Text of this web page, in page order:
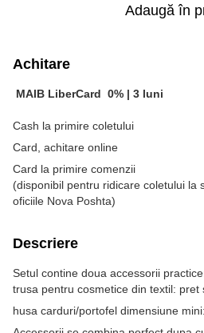
Adaugă în
Achitare
MAIB LiberCard 0% | 3 luni
Cash la primire coletului
Card, achitare online
Card la primire comenzii
(disponibil pentru ridicare coletului la
oficiile Nova Poshta)
Descriere
Setul contine doua accessorii
trusa pentru cosmetice din textil: pret
husa carduri/portofel dimensiune